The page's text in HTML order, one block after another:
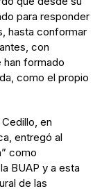
para responder
hasta conformar
con
han formado
como el propio
en
entregó al
como
BUAP y a esta
de las